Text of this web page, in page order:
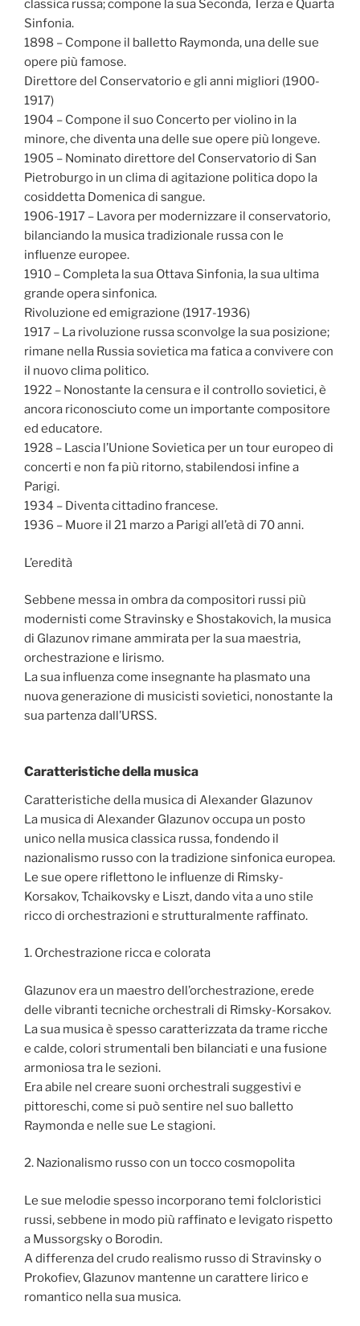
classica russa; compone la sua Seconda, Terza e Quarta
Sinfonia.
1898 – Compone il balletto Raymonda, una delle sue
opere più famose.
Direttore del Conservatorio e gli anni migliori (1900-
1917)
1904 – Compone il suo Concerto per violino in la
minore, che diventa una delle sue opere più longeve.
1905 – Nominato direttore del Conservatorio di San
Pietroburgo in un clima di agitazione politica dopo la
cosiddetta Domenica di sangue.
1906-1917 – Lavora per modernizzare il conservatorio,
bilanciando la musica tradizionale russa con le
influenze europee.
1910 – Completa la sua Ottava Sinfonia, la sua ultima
grande opera sinfonica.
Rivoluzione ed emigrazione (1917-1936)
1917 – La rivoluzione russa sconvolge la sua posizione;
rimane nella Russia sovietica ma fatica a convivere con
il nuovo clima politico.
1922 – Nonostante la censura e il controllo sovietici, è
ancora riconosciuto come un importante compositore
ed educatore.
1928 – Lascia l’Unione Sovietica per un tour europeo di
concerti e non fa più ritorno, stabilendosi infine a
Parigi.
1934 – Diventa cittadino francese.
1936 – Muore il 21 marzo a Parigi all’età di 70 anni.
L’eredità
Sebbene messa in ombra da compositori russi più
modernisti come Stravinsky e Shostakovich, la musica
di Glazunov rimane ammirata per la sua maestria,
orchestrazione e lirismo.
La sua influenza come insegnante ha plasmato una
nuova generazione di musicisti sovietici, nonostante la
sua partenza dall’URSS.
Caratteristiche della musica
Caratteristiche della musica di Alexander Glazunov
La musica di Alexander Glazunov occupa un posto
unico nella musica classica russa, fondendo il
nazionalismo russo con la tradizione sinfonica europea.
Le sue opere riflettono le influenze di Rimsky-
Korsakov, Tchaikovsky e Liszt, dando vita a uno stile
ricco di orchestrazioni e strutturalmente raffinato.
1. Orchestrazione ricca e colorata
Glazunov era un maestro dell’orchestrazione, erede
delle vibranti tecniche orchestrali di Rimsky-Korsakov.
La sua musica è spesso caratterizzata da trame ricche
e calde, colori strumentali ben bilanciati e una fusione
armoniosa tra le sezioni.
Era abile nel creare suoni orchestrali suggestivi e
pittoreschi, come si può sentire nel suo balletto
Raymonda e nelle sue Le stagioni.
2. Nazionalismo russo con un tocco cosmopolita
Le sue melodie spesso incorporano temi folcloristici
russi, sebbene in modo più raffinato e levigato rispetto
a Mussorgsky o Borodin.
A differenza del crudo realismo russo di Stravinsky o
Prokofiev, Glazunov mantenne un carattere lirico e
romantico nella sua musica.